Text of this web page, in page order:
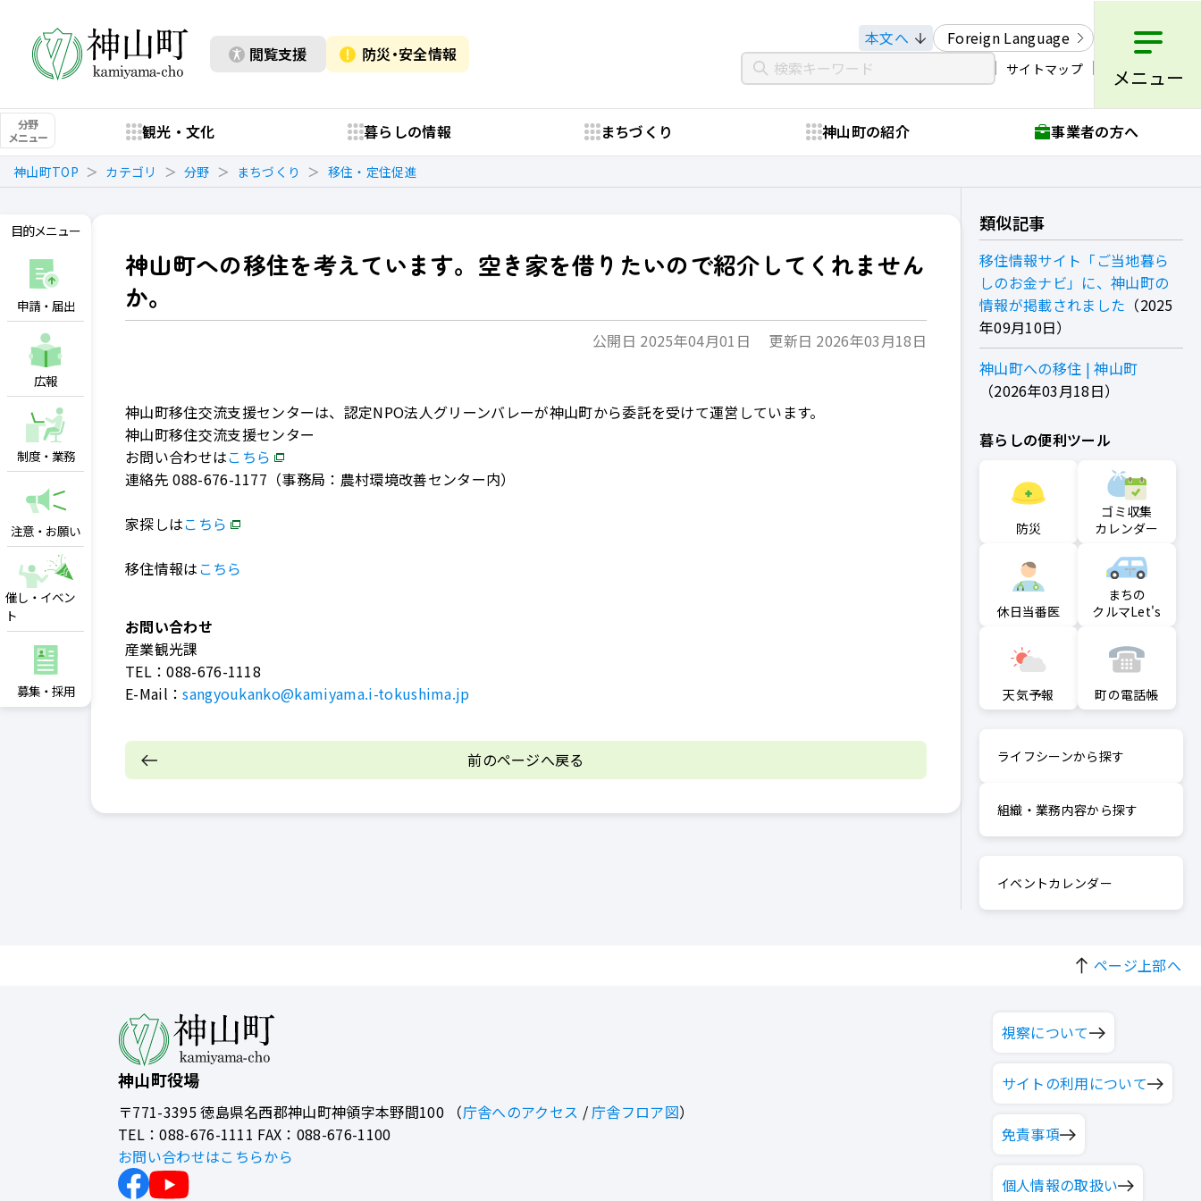
閲覧支援 防災・安全情報
本文へ Foreign Language
サイトマップ メニュー
分野
メニュー
観光・文化 暮らしの情報 まちづくり 神山町の紹介 事業者の方へ
神山町TOP カテゴリ 分野 まちづくり 移住・定住促進
目的メニュー
申請・届出
広報
制度・業務
注意・お願い
催し・イベン
ト
募集・採用
神山町への移住を考えています。空き家を借りたいので紹介してくれません
か。
公開日 2025年04月01日 更新日 2026年03月18日
神山町移住交流支援センターは、認定NPO法人グリーンバレーが神山町から委託を受けて運営しています。
神山町移住交流支援センター
お問い合わせはこちら
連絡先 088-676-1177（事務局：農村環境改善センター内）
家探しはこちら
移住情報はこちら
お問い合わせ
産業観光課
TEL：088-676-1118
E-Mail：sangyoukanko@kamiyama.i-tokushima.jp
前のページへ戻る
類似記事
移住情報サイト「ご当地暮ら
しのお金ナビ」に、神山町の
情報が掲載されました
2025
年09月10日
神山町への移住 | 神山町
2026年03月18日
暮らしの便利ツール
防災
ゴミ収集
カレンダー
休日当番医
まちの
クルマLet's
天気予報 町の電話帳
ライフシーンから探す
組織・業務内容から探す
イベントカレンダー
ページ上部へ
神山町役場
〒771-3395徳島県名西郡神山町神領字本野間100 （庁舎へのアクセス /庁舎フロア図）
TEL：088-676-1111 FAX：088-676-1100
お問い合わせはこちらから
視察について
サイトの利用について
免責事項
個人情報の取扱い